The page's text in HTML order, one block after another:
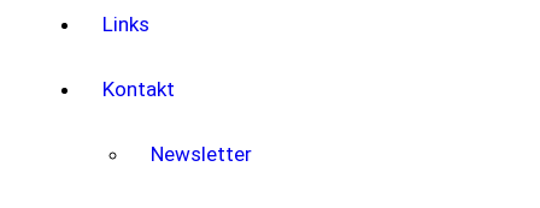
Links
Kontakt
Newsletter